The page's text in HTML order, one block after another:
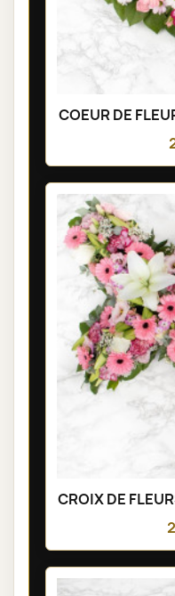
COEUR DE
CROIX DE